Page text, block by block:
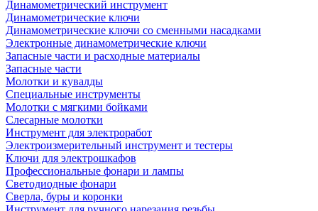
Динамометрический инструмент
Динамометрические ключи
Динамометрические ключи со сменными насадками
Электронные динамометрические ключи
Запасные части и расходные материалы
Запасные части
Молотки и кувалды
Специальные инструменты
Молотки с мягкими бойками
Слесарные молотки
Инструмент для электроработ
Электроизмерительный инструмент и тестеры
Ключи для электрошкафов
Профессиональные фонари и лампы
Светодиодные фонари
Сверла, буры и коронки